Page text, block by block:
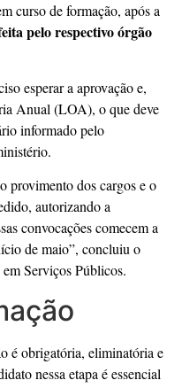
curso de formação, após a
pelo respectivo órgão
esperar a aprovação e,
Anual (LOA), o que deve
informado pelo
provimento dos cargos e o
autorizando a
convocações comecem a
de maio”, concluiu o
Serviços Públicos.
é obrigatória, eliminatória e
nessa etapa é essencial